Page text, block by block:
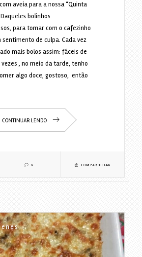
aveia para a nossa “Quinta
bolinhos
para tomar com o cafezinho
de culpa. Cada vez
mais bolos assim: fáceis de
, no meio da tarde, tenho
algo doce, gostoso, então
CONTINUAR LENDO
8 COMPARTILHAR